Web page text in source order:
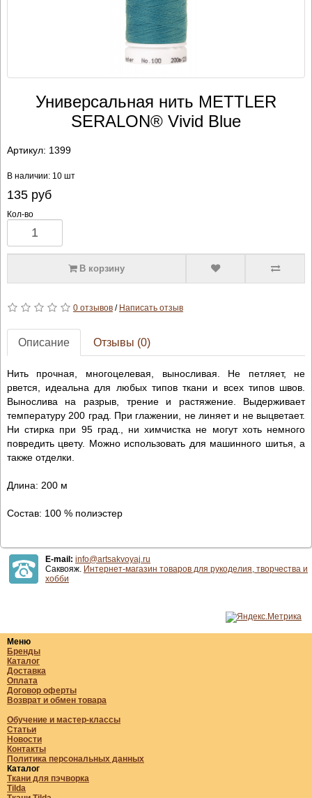
Универсальная нить METTLER
SERALON® Vivid Blue
Артикул: 1399
В наличии: 10 шт
135руб
Кол-во
В корзину
0 отзывов/ Написать отзыв
Описание Отзывы (0)
Нить прочная, многоцелевая, выносливая. Не петляет, не
рвется, идеальна для любых типов ткани и всех типов швов.
Вынослива на разрыв, трение и растяжение. Выдерживает
температуру 200 град. При глажении, не линяет и не выцветает.
Ни стирка при 95 град., ни химчистка не могут хоть немного
повредить цвету. Можно использовать для машинного шитья, а
также отделки.
Длина: 200 м
Состав: 100 % полиэстер
E-mail: info@artsakvoyaj.ru
Саквояж. Интернет-магазин товаров для рукоделия, творчества и
хобби
Меню
Бренды
Каталог
Доставка
Оплата
Договор оферты
Возврат и обмен товара
Обучение и мастер-классы
Статьи
Новости
Контакты
Политика персональных данных
Каталог
Ткани для пэчворка
Tilda